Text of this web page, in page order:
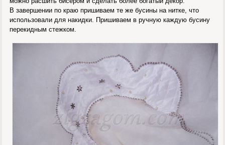
В завершении по краю пришиваем те же бусины на нитке, что
использовали для накидки. Пришиваем в ручную каждую бусину
перекидным стежком.